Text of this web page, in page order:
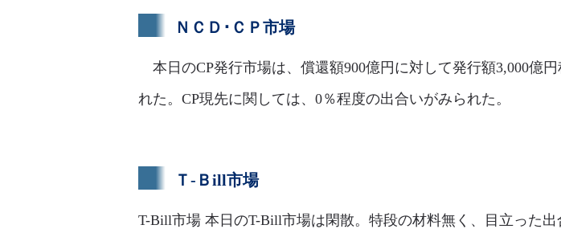
ＮＣＤ･ＣＰ市場
本日のCP発行市場は、償還額900億円に対して発行額3,000億
れた。CP現先に関しては、0％程度の出合いがみられた。
Ｔ-Ｂill市場
T-Bill市場 本日のT-Bill市場は閑散。特段の材料無く、目立った出